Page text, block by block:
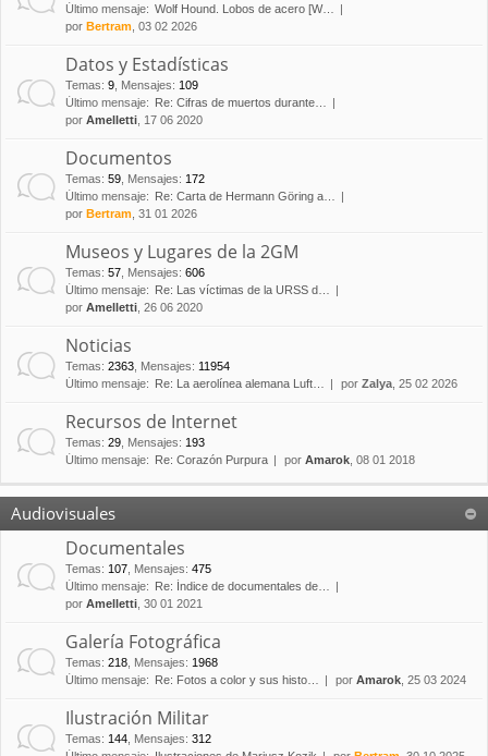
Último mensaje: Wolf Hound. Lobos de acero [W…
por Bertram , 03 02 2026
Datos y Estadísticas
Temas: 9 Mensajes: 109
Último mensaje:
Re: Cifras de muertos durante…
por Amelletti , 17 06 2020
Documentos
Temas: 59 Mensajes: 172
Último mensaje:
Re: Carta de Hermann Göring a…
por Bertram , 31 01 2026
Museos y Lugares de la 2GM
Temas: 57 Mensajes: 606
Último mensaje:
Re: Las víctimas de la URSS d…
por Amelletti , 26 06 2020
Noticias
Temas: 2363 Mensajes: 11954
Último mensaje:
Re: La aerolínea alemana Luft… por Zalya , 25 02 2026
Recursos de Internet
Temas: 29 Mensajes: 193
Último mensaje:
Re: Corazón Purpura por Amarok , 08 01 2018
Audiovisuales
Documentales
Temas: 107 Mensajes: 475
Último mensaje:
Re: Índice de documentales de…
por Amelletti , 30 01 2021
Galería Fotográfica
Temas: 218 Mensajes: 1968
Último mensaje:
Re: Fotos a color y sus histo… por Amarok , 25 03 2024
Ilustración Militar
Temas: 144 Mensajes: 312